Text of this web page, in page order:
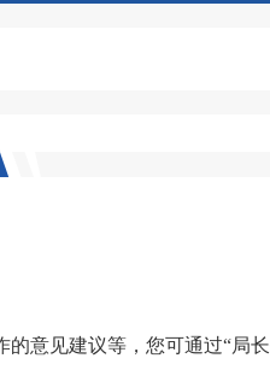
意见建议等，您可通过“局长